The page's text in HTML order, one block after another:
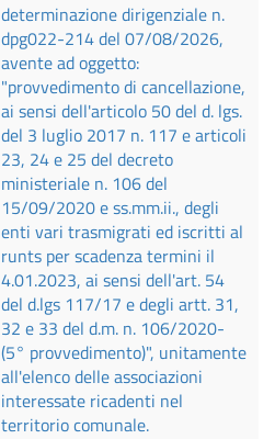
determinazione dirigenziale n.
dpg022-214 del 07/08/2026,
avente ad oggetto:
"provvedimento di cancellazione,
ai sensi dell'articolo 50 del d. lgs.
del 3 luglio 2017 n. 117 e articoli
23, 24 e 25 del decreto
ministeriale n. 106 del
15/09/2020 e ss.mm.ii., degli
enti vari trasmigrati ed iscritti al
runts per scadenza termini il
4.01.2023, ai sensi dell'art. 54
del d.lgs 117/17 e degli artt. 31,
32 e 33 del d.m. n. 106/2020-
(5° provvedimento)", unitamente
all'elenco delle associazioni
interessate ricadenti nel
territorio comunale.